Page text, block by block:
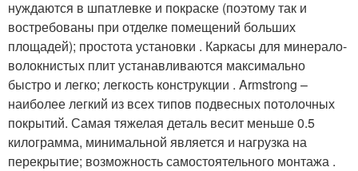
нуждаются в шпатлевке и покраске (поэтому так и
востребованы при отделке помещений больших
площадей); простота установки . Каркасы для минерало-
волокнистых плит устанавливаются максимально
быстро и легко; легкость конструкции . Armstrong –
наиболее легкий из всех типов подвесных потолочных
покрытий. Самая тяжелая деталь весит меньше 0.5
килограмма, минимальной является и нагрузка на
перекрытие; возможность самостоятельного монтажа .